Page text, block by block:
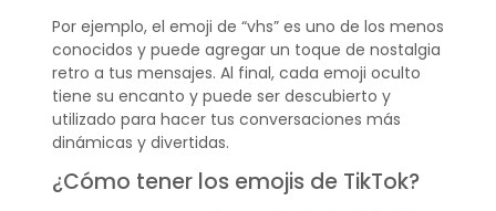
Por ejemplo, el emoji de “vhs” es uno de los menos
conocidos y puede agregar un toque de nostalgia
retro a tus mensajes. Al final, cada emoji oculto
tiene su encanto y puede ser descubierto y
utilizado para hacer tus conversaciones más
dinámicas y divertidas.
¿Cómo tener los emojis de TikTok?